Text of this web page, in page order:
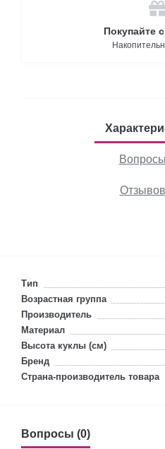
Покупайте
Тип
Возрастная группа
Производитель
Материал
Высота куклы (см)
Бренд
Страна-производитель товара
Вопросы (0)